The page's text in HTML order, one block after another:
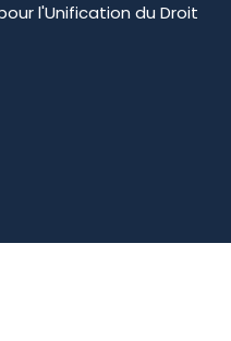
l'Unification du Droit